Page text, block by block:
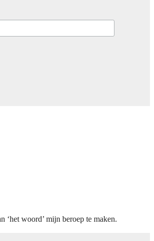
woord’ mijn beroep te maken.